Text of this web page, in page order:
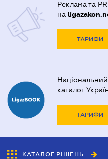
Реклама та PR
на
ТАРИФИ
каталог
ТАРИФИ
КАТАЛОГ РІШЕНЬ